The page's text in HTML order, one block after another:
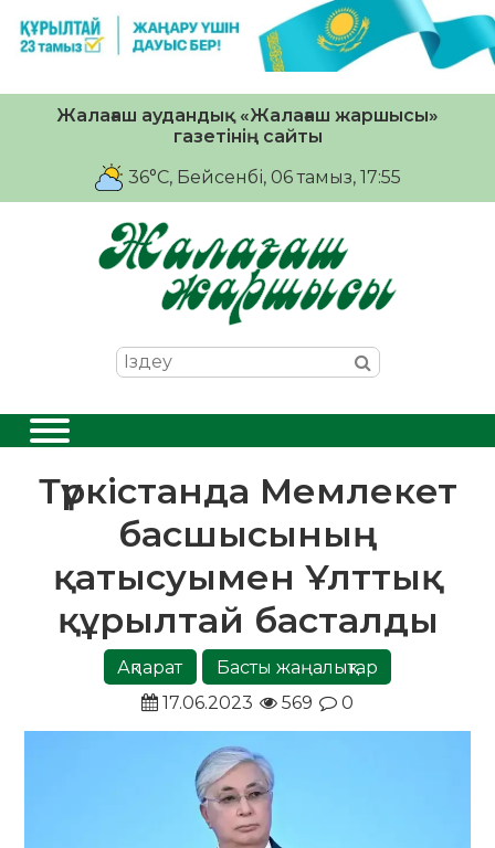
Жалағаш аудандық «Жалағаш жаршысы»
газетінің сайты
36°C, Бейсенбі, 06 тамыз, 17:55
Түркістанда Мемлекет
басшысының
қатысуымен Ұлттық
құрылтай басталды
Ақпарат
Басты жаңалықтар
17.06.2023
569 0